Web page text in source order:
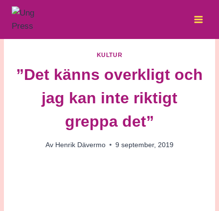
Skip
KULTUR
”Det känns overkligt och
jag kan inte riktigt
greppa det”
Av Henrik Dävermo 9 september, 2019